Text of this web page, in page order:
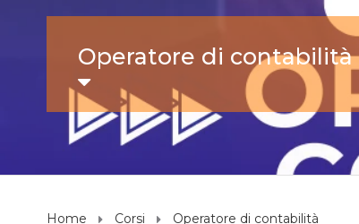
Operatore di contabilità
Home Corsi Operatore di contabilità